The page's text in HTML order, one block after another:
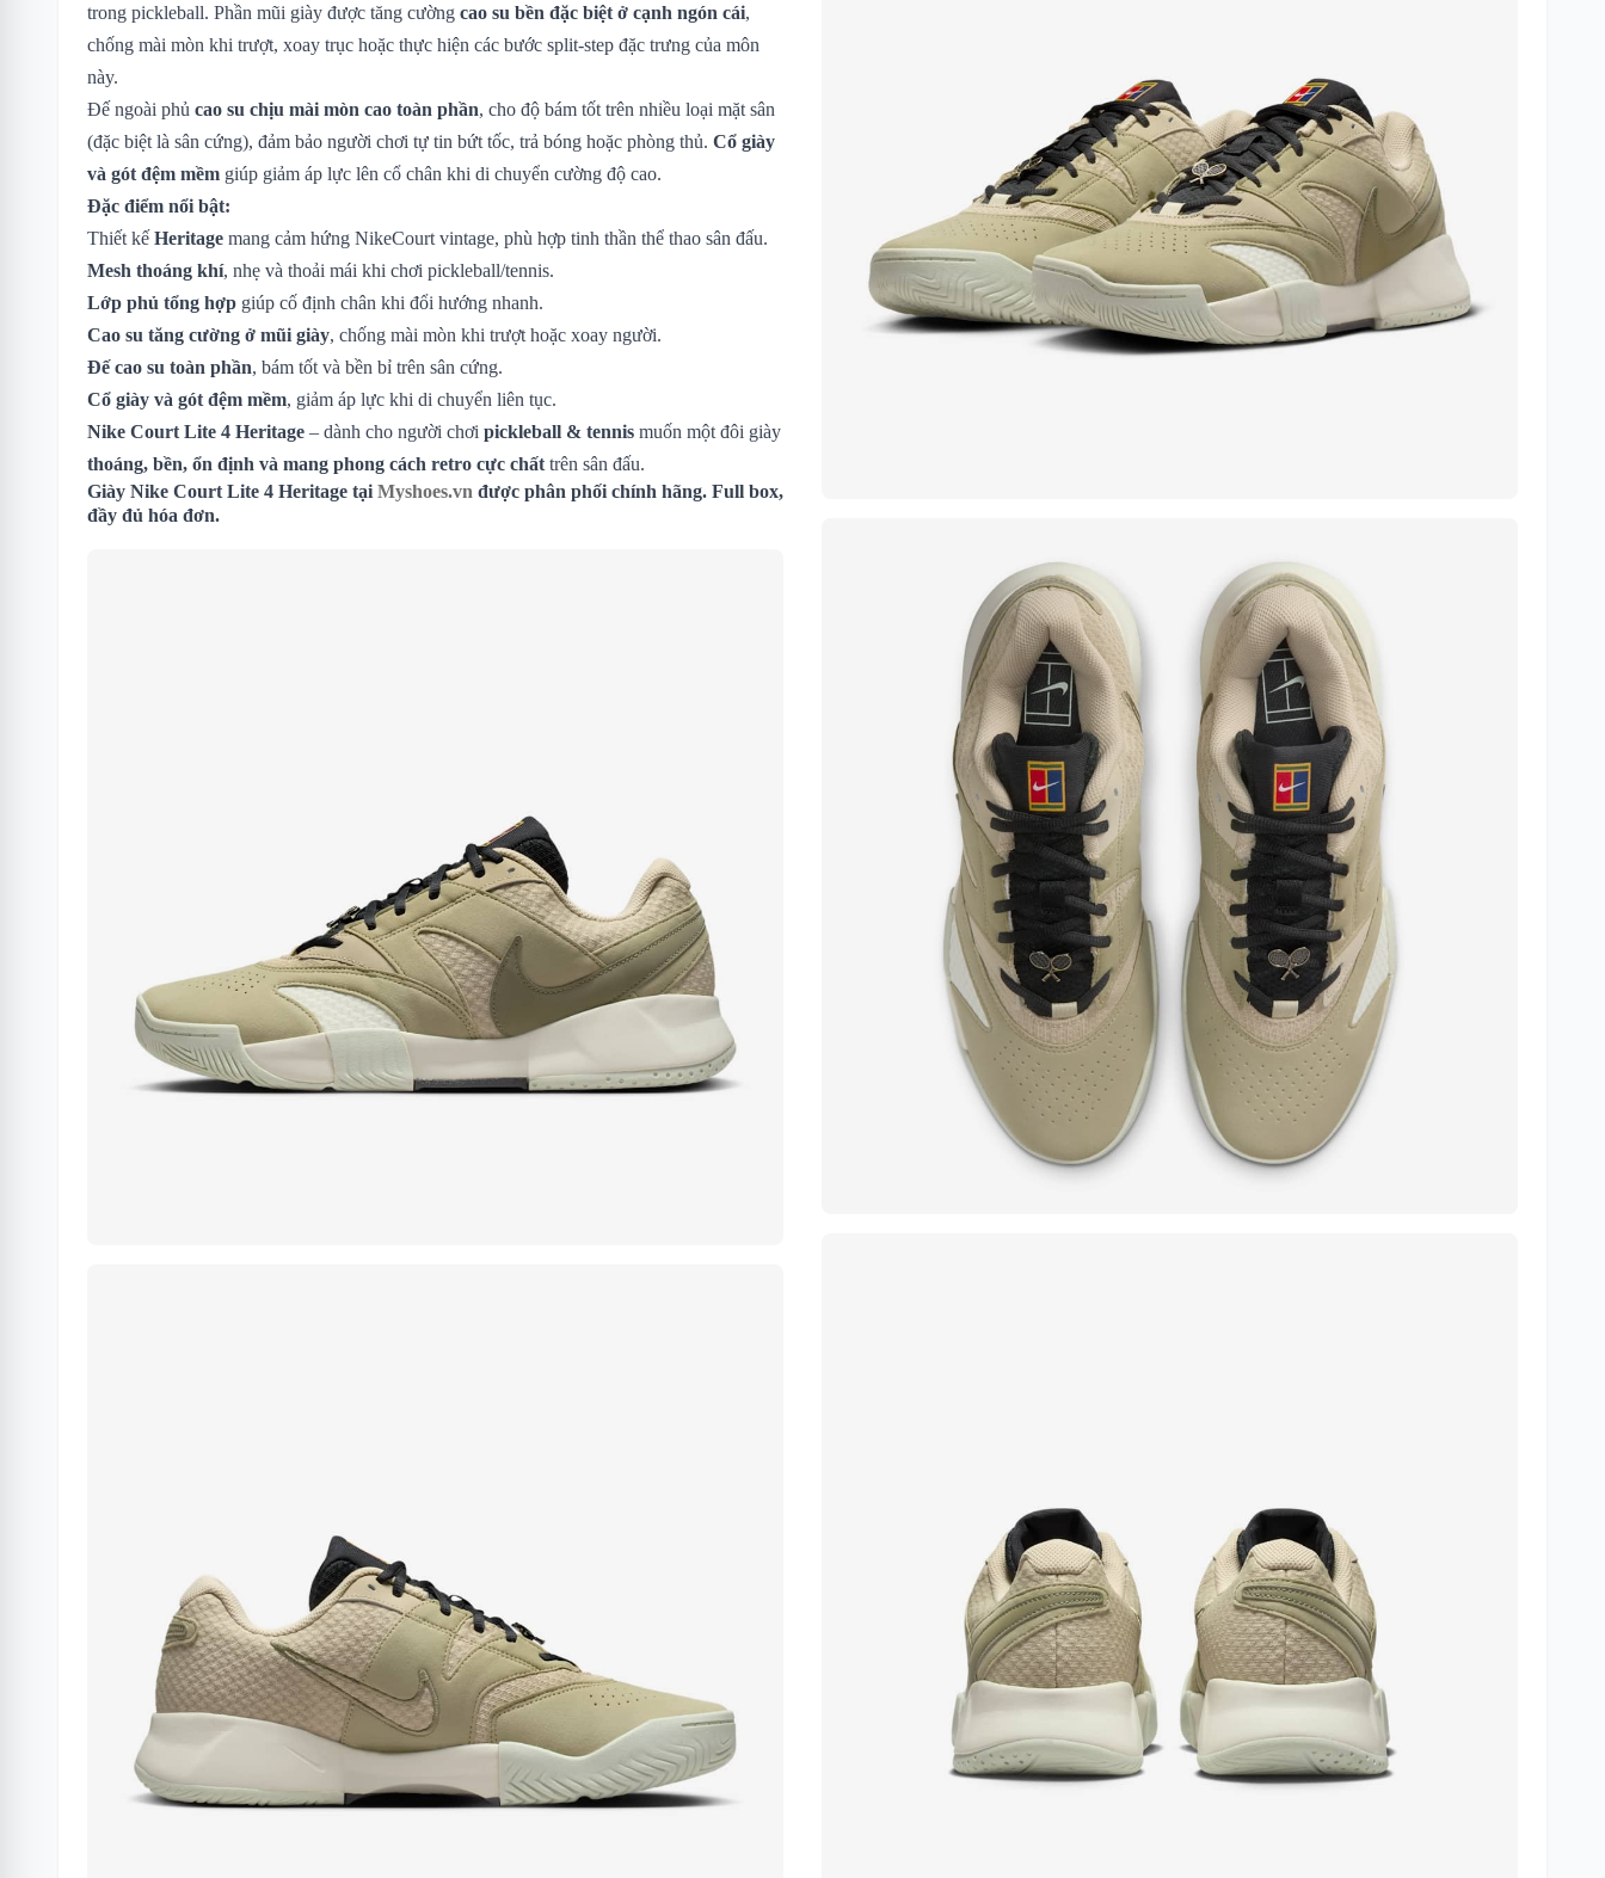
trong pickleball. Phần mũi giày được tăng cường cao su bền đặc biệt ở cạnh ngón cái,
chống mài mòn khi trượt, xoay trục hoặc thực hiện các bước split-step đặc trưng của môn
này.
Đế ngoài phủ cao su chịu mài mòn cao toàn phần, cho độ bám tốt trên nhiều loại mặt sân
(đặc biệt là sân cứng), đảm bảo người chơi tự tin bứt tốc, trả bóng hoặc phòng thủ. Cổ giày
và gót đệm mềm giúp giảm áp lực lên cổ chân khi di chuyển cường độ cao.
Đặc điểm nổi bật:
Thiết kế Heritage mang cảm hứng NikeCourt vintage, phù hợp tinh thần thể thao sân đấu.
Mesh thoáng khí, nhẹ và thoải mái khi chơi pickleball/tennis.
Lớp phủ tổng hợp giúp cố định chân khi đổi hướng nhanh.
Cao su tăng cường ở mũi giày, chống mài mòn khi trượt hoặc xoay người.
Đế cao su toàn phần, bám tốt và bền bỉ trên sân cứng.
Cổ giày và gót đệm mềm, giảm áp lực khi di chuyển liên tục.
Nike Court Lite 4 Heritage – dành cho người chơi pickleball & tennis muốn một đôi giày
thoáng, bền, ổn định và mang phong cách retro cực chất trên sân đấu.
Giày Nike Court Lite 4 Heritage tại Myshoes.vn được phân phối chính hãng. Full box,
đầy đủ hóa đơn.